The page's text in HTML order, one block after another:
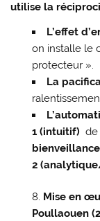
utilise la
L’effet
on installe le
protecteur ».
La
1 (intuitif) de
2
Mise en
Poullaouen